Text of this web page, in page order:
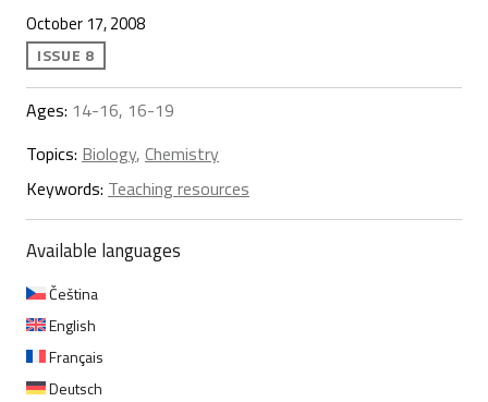
October 17, 2008
ISSUE 8
Ages: 14-16, 16-19
Topics: Biology, Chemistry
Keywords: Teaching resources
Available languages
Čeština
English
Français
Deutsch